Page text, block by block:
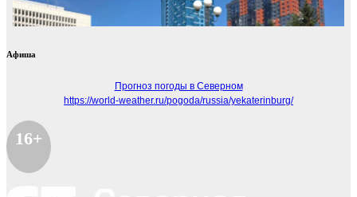
Афиша
Прогноз погоды в Северном
https://world-weather.ru/pogoda/russia/yekaterinburg/
16+